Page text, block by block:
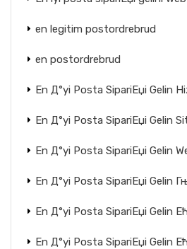
en legitim postordrebrud
en postordrebrud
En Д°yi Posta SipariЕџi Gelin
En Д°yi Posta SipariЕџi Gelin
En Д°yi Posta SipariЕџi Gelin
En Д°yi Posta SipariЕџi Gelin
En Д°yi Posta SipariЕџi Gelin
En Д°yi Posta SipariЕџi Gelin